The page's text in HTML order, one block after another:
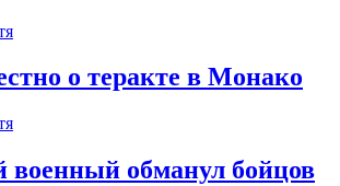
о теракте в Монако
обманул бойцов